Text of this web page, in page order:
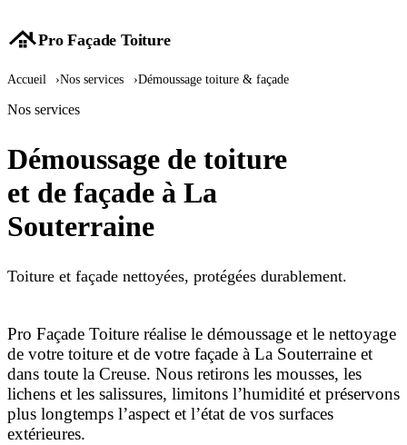
Pro Façade Toiture
Accueil ›Nos services ›Démoussage toiture & façade
Nos services
Démoussage de toiture
et de façade à La
Souterraine
Toiture et façade nettoyées, protégées durablement.
Pro Façade Toiture réalise le démoussage et le nettoyage
de votre toiture et de votre façade à La Souterraine et
dans toute la Creuse. Nous retirons les mousses, les
lichens et les salissures, limitons l’humidité et préservons
plus longtemps l’aspect et l’état de vos surfaces
extérieures.